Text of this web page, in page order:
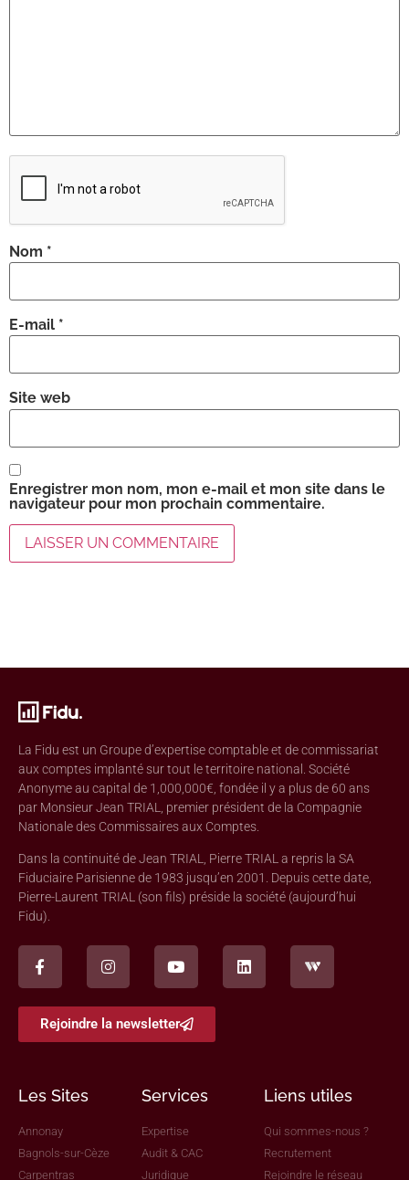
Nom *
E-mail *
Site web
Enregistrer mon nom, mon e-mail et mon site dans le
navigateur pour mon prochain commentaire.
La Fidu est un Groupe d’expertise comptable et de commissariat
aux comptes implanté sur tout le territoire national. Société
Anonyme au capital de 1,000,000€, fondée il y a plus de 60 ans
par Monsieur Jean TRIAL, premier président de la Compagnie
Nationale des Commissaires aux Comptes.
Dans la continuité de Jean TRIAL, Pierre TRIAL a repris la SA
Fiduciaire Parisienne de 1983 jusqu’en 2001. Depuis cette date,
Pierre-Laurent TRIAL (son fils) préside la société (aujourd’hui
Fidu).
Rejoindre la newsletter
Les Sites
Annonay
Bagnols-sur-Cèze
Carpentras
Services
Expertise
Audit & CAC
Juridique
Liens utiles
Qui sommes-nous ?
Recrutement
Rejoindre le réseau